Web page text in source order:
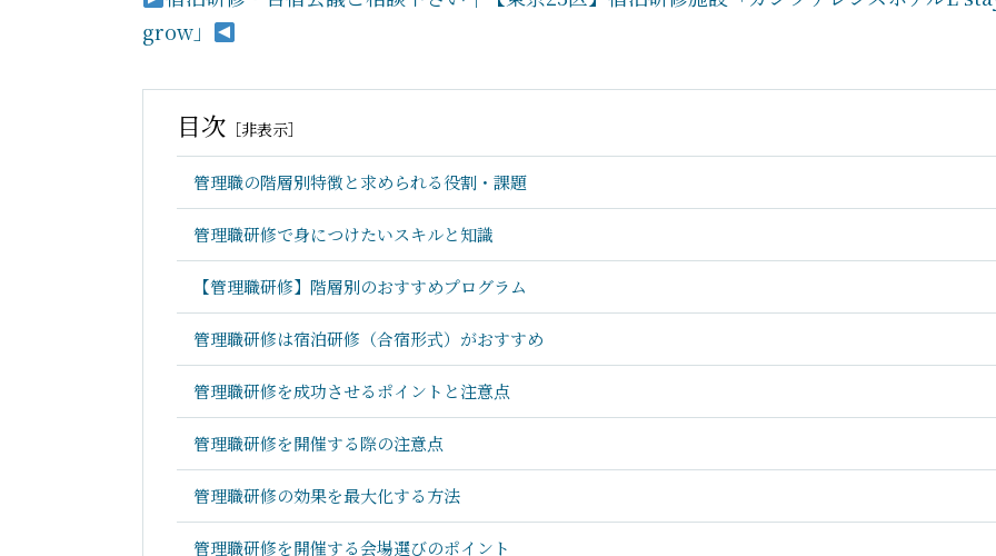
grow」
目次 ［非表示］
管理職の階層別特徴と求められる役割・課題
管理職研修で身につけたいスキルと知識
【管理職研修】階層別のおすすめプログラム
管理職研修は宿泊研修（合宿形式）がおすすめ
管理職研修を成功させるポイントと注意点
管理職研修を開催する際の注意点
管理職研修の効果を最大化する方法
管理職研修を開催する会場選びのポイント